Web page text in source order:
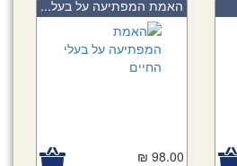
האמת המפתיעה על בעל...
98.00 ₪